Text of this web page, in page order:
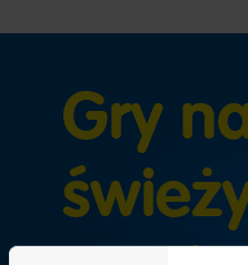
Gry